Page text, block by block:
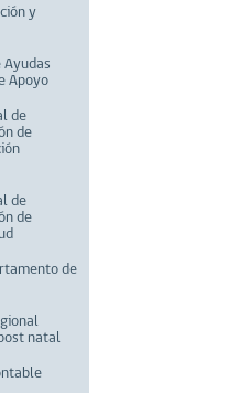
y
Apoyo
de
de
de
de
de
natal